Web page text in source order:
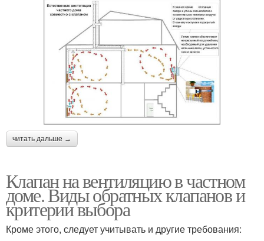
читать дальше →
Клапан на вентиляцию в частном
доме. Виды обратных клапанов и
критерии выбора
Кроме этого, следует учитывать и другие требования: